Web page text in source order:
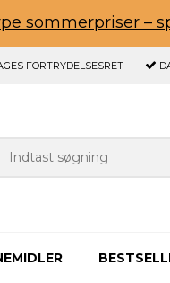
sommerpriser –
FORTRYDELSESRET